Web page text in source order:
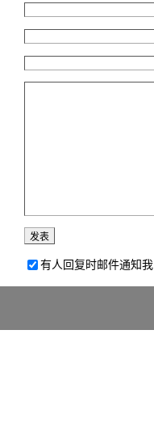
有人回复时邮件通知我